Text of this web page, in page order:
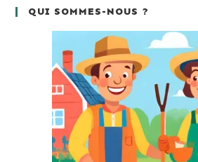
QUI SOMMES-NOUS ?